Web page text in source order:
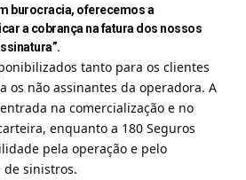
burocracia, oferecemos a
a cobrança na fatura dos nossos
tanto para os clientes
os não assinantes da operadora. A
na comercialização e no
enquanto a 180 Seguros
pela operação e pelo
de sinistros.